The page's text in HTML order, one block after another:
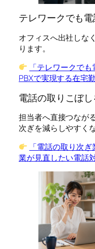
テレワークでも
オフィスへ出社しな
ります。
「テレワークで
PBXで実現する在宅
電話の取りこぼ
担当者へ直接つなが
次ぎを減らしやすく
「電話の取り次
業が見直したい電話